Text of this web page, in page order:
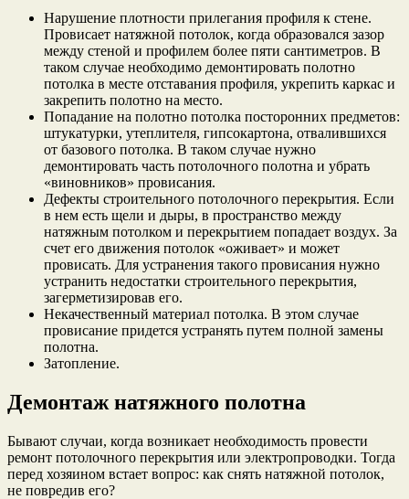
Нарушение плотности прилегания профиля к стене.
Провисает натяжной потолок, когда образовался зазор
между стеной и профилем более пяти сантиметров. В
таком случае необходимо демонтировать полотно
потолка в месте отставания профиля, укрепить каркас и
закрепить полотно на место.
Попадание на полотно потолка посторонних предметов:
штукатурки, утеплителя, гипсокартона, отвалившихся
от базового потолка. В таком случае нужно
демонтировать часть потолочного полотна и убрать
«виновников» провисания.
Дефекты строительного потолочного перекрытия. Если
в нем есть щели и дыры, в пространство между
натяжным потолком и перекрытием попадает воздух. За
счет его движения потолок «оживает» и может
провисать. Для устранения такого провисания нужно
устранить недостатки строительного перекрытия,
загерметизировав его.
Некачественный материал потолка. В этом случае
провисание придется устранять путем полной замены
полотна.
Затопление.
Демонтаж натяжного полотна
Бывают случаи, когда возникает необходимость провести
ремонт потолочного перекрытия или электропроводки. Тогда
перед хозяином встает вопрос: как снять натяжной потолок,
не повредив его?